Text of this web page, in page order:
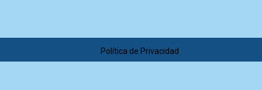
Política de Privacidad